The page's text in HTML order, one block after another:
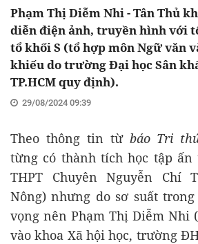
Phạm Thị Diễm Nhi - Tân Thủ
diễn điện ảnh, truyền hình với
tổ khối S (tổ hợp môn Ngữ văn
khiếu do trường Đại học Sân
TP.HCM quy định).
29/08/2024 09:39
Theo thông tin từ báo Tri
từng có thành tích học tập
THPT Chuyên Nguyễn Chí
Nông) nhưng do sơ suất
vọng nên Phạm Thị Diễm Nhi
vào khoa Xã hội học, trường